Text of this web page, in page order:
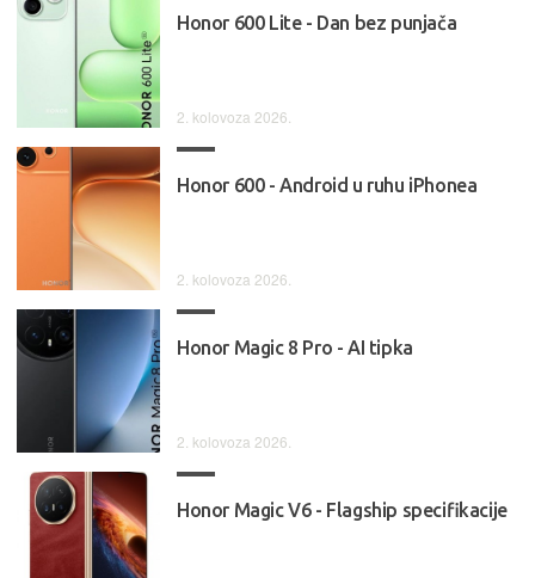
Honor 600 Lite - Dan bez punjača
2. kolovoza 2026.
Honor 600 - Android u ruhu iPhonea
2. kolovoza 2026.
Honor Magic 8 Pro - AI tipka
2. kolovoza 2026.
Honor Magic V6 - Flagship specifikacije